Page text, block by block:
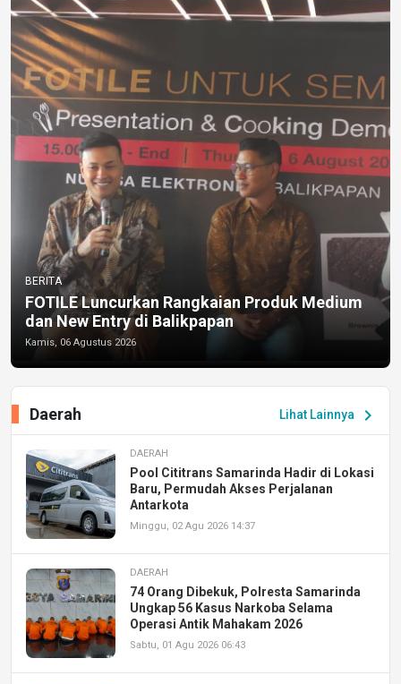
BERITA
FOTILE Luncurkan Rangkaian Produk Medium
dan New Entry di Balikpapan
Kamis, 06 Agustus 2026
Lihat Lainnya chevron_right
Daerah
DAERAH
Pool Cititrans Samarinda Hadir di Lokasi
Baru, Permudah Akses Perjalanan
Antarkota
Minggu, 02 Agu 2026 14:37
DAERAH
74 Orang Dibekuk, Polresta Samarinda
Ungkap 56 Kasus Narkoba Selama
Operasi Antik Mahakam 2026
Sabtu, 01 Agu 2026 06:43